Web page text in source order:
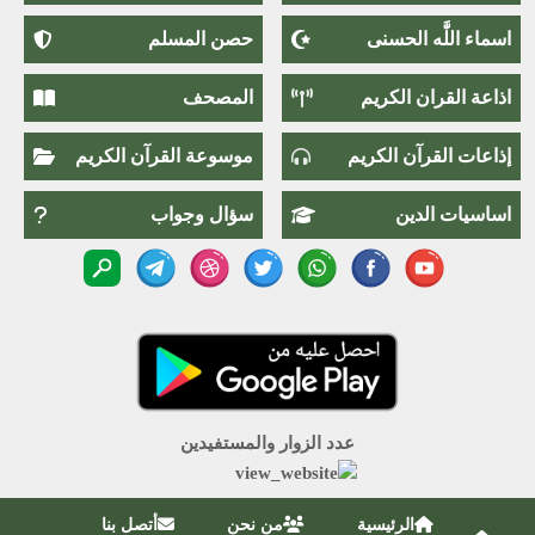
اسماء اللَّٰه الحسنى حصن المسلم
اذاعة القران الكريم المصحف
إذاعات القرآن الكريم موسوعة القرآن الكريم
اساسيات الدين سؤال وجواب
عدد الزوار والمستفيدين
الرئيسية من نحن أتصل بنا